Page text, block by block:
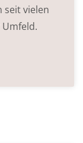
seit vielen
Umfeld.